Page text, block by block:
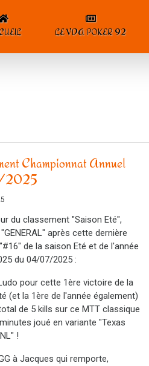
LE VDA POKER 92
Championnat Annuel
du classement "Saison Eté",
après cette dernière
de la saison Eté et de l'année
du 04/07/2025 :
pour cette 1ère victoire de la
(et la 1ère de l'année également)
de 5 kills sur ce MTT classique
joué en variante "Texas
!
à Jacques qui remporte,